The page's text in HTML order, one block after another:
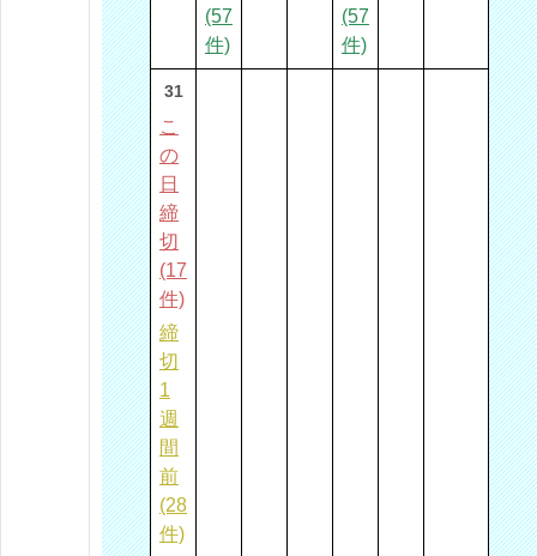
(57
件)
(57
件)
31
こ
の
日
締
切
(17
件)
締
切
1
週
間
前
(28
件)